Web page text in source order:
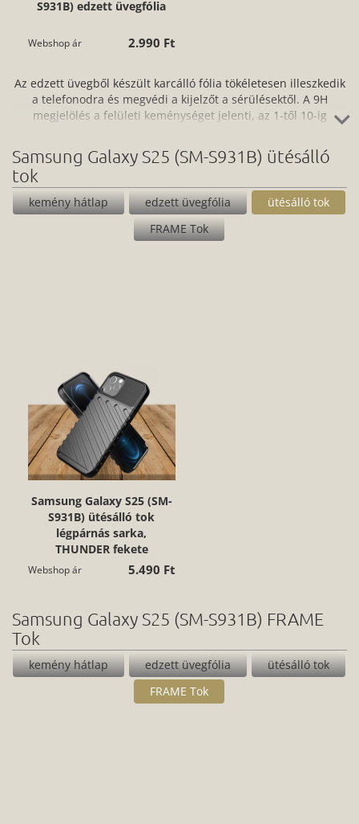
S931B) edzett üvegfólia
Webshop ár 2.990 Ft
Az edzett üvegből készült karcálló fólia tökéletesen illeszkedik
a telefonodra és megvédi a kijelzőt a sérülésektől. A 9H
megjelölés a felületi keménységet jelenti, az 1-től 10-ig
könnyen és egyszerűen fel tudod helyezni az okostelefonodra,
amihez segítséget nyújt a fóliához tartozó törlőkendő is. A
protektornak a védelem mellett számos előnye van: nem
gyűjti az ujjlenyomatokat, zsírtaszító hatása van és nem kopik.
Samsung Galaxy S25 (SM-S931B) ütésálló
tok
kemény hátlap edzett üvegfólia
ütésálló tok
FRAME Tok
Samsung Galaxy S25 (SM-
S931B) ütésálló tok
légpárnás sarka,
THUNDER fekete
Webshop ár 5.490 Ft
Samsung Galaxy S25 (SM-S931B) FRAME
Tok
kemény hátlap edzett üvegfólia
ütésálló tok
FRAME Tok